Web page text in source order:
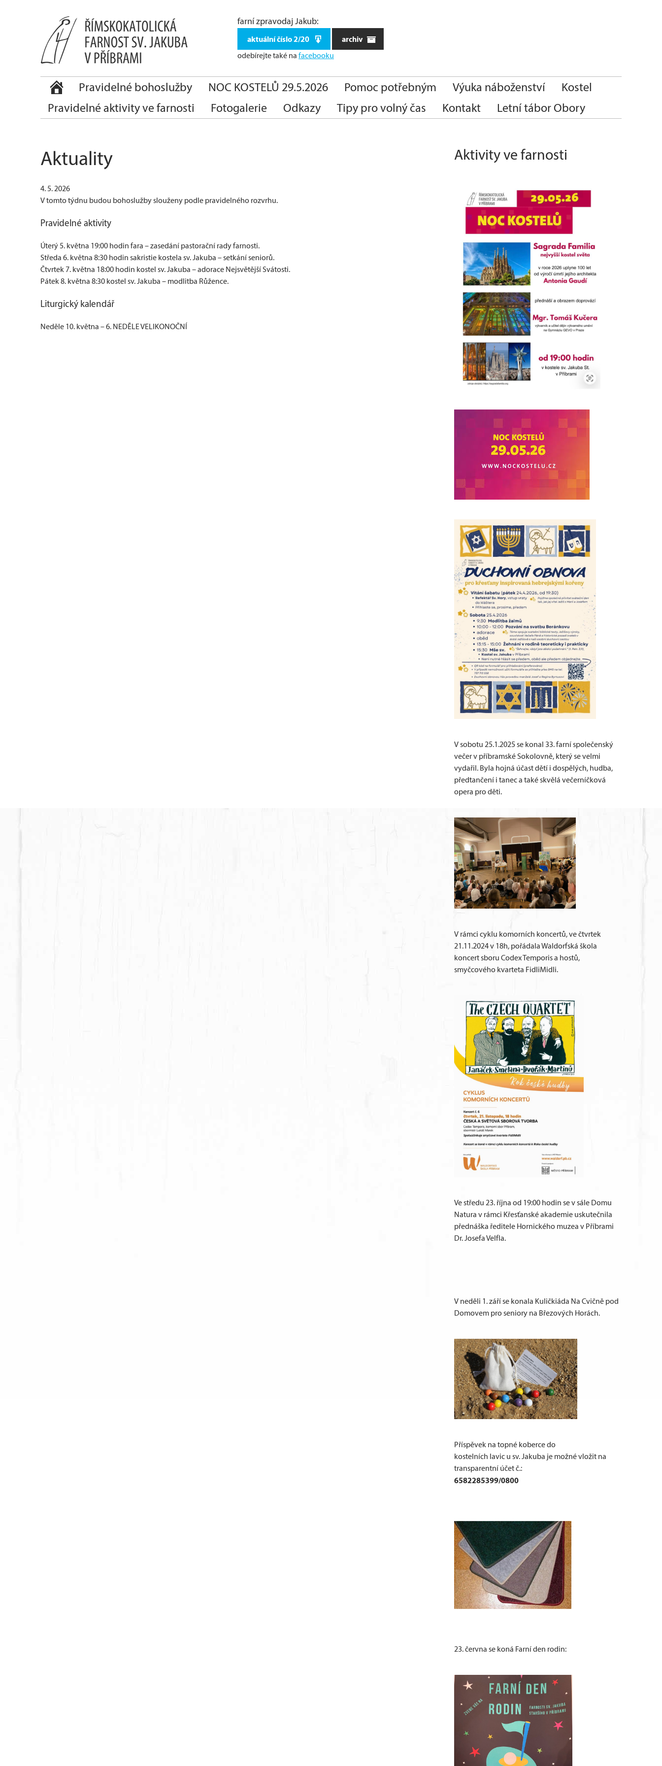
farní zpravodaj Jakub:
aktuální číslo 2/20 archiv
odebírejte také na facebooku
Pravidelné bohoslužby NOC KOSTELŮ 29.5.2026 Pomoc potřebným Výuka náboženství
Kostel
Pravidelné aktivity ve farnosti
Fotogalerie Odkazy Tipy pro volný čas Kontakt Letní tábor Obory
Aktuality
4. 5. 2026
V tomto týdnu budou bohoslužby slouženy podle pravidelného rozvrhu.
Pravidelné aktivity
Úterý 5. května 19:00 hodin fara – zasedání pastorační rady farnosti.
Středa 6. května 8:30 hodin sakristie kostela sv. Jakuba – setkání seniorů.
Čtvrtek 7. května 18:00 hodin kostel sv. Jakuba – adorace Nejsvětější Svátosti.
Pátek 8. května 8:30 kostel sv. Jakuba – modlitba Růžence.
Liturgický kalendář
Neděle 10. května – 6. NEDĚLE VELIKONOČNÍ
Aktivity ve farnosti
V sobotu 25.1.2025 se konal 33. farní společenský
večer v příbramské Sokolovně, který se velmi
vydařil. Byla hojná účast dětí i dospělých, hudba,
předtančení i tanec a také skvělá večerníčková
opera pro děti.
V rámci cyklu komorních koncertů, ve čtvrtek
21.11.2024 v 18h, pořádala Waldorfská škola
koncert sboru Codex Temporis a hostů,
smyčcového kvarteta FidliMidli.
Ve středu 23. října od 19:00 hodin se v sále Domu
Natura v rámci Křesťanské akademie uskutečnila
přednáška ředitele Hornického muzea v Příbrami
Dr. Josefa Velfla.
V neděli 1. září se konala Kuličkiáda Na Cvičně pod
Domovem pro seniory na Březových Horách.
Příspěvek na topné koberce do
kostelních lavic u sv. Jakuba je možné vložit na
transparentní účet č.:
6582285399/0800
23. června se koná Farní den rodin: